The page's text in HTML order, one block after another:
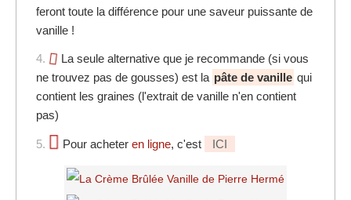
feront toute la différence pour une saveur puissante de
vanille !
4.
La seule alternative que je recommande (si vous
ne trouvez pas de gousses) est la pâte de vanille qui
contient les graines (l'extrait de vanille n'en contient
pas)
5. Pour acheter en ligne, c'est ICI